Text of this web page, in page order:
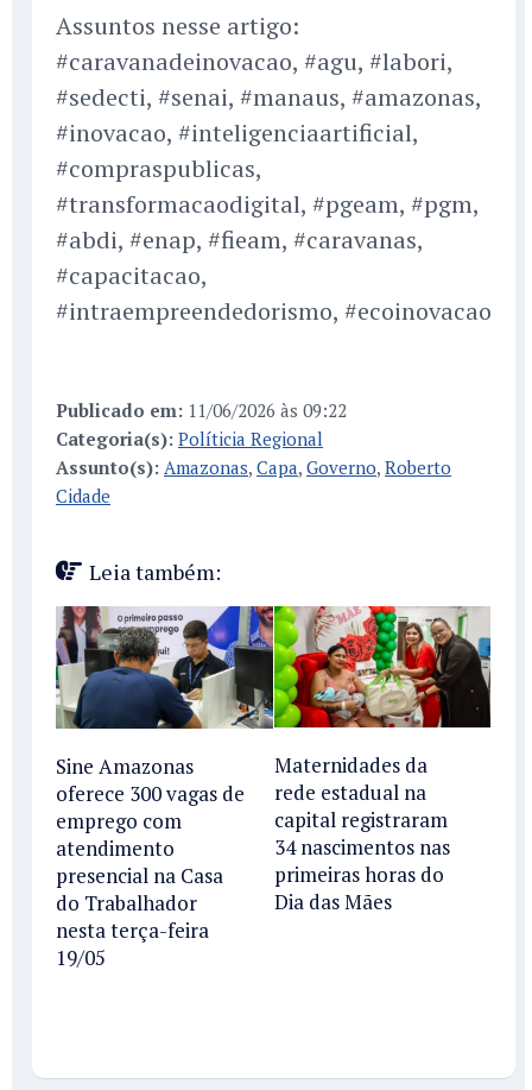
Assuntos nesse artigo:
#caravanadeinovacao, #agu, #labori,
#sedecti, #senai, #manaus, #amazonas,
#inovacao, #inteligenciaartificial,
#compraspublicas,
#transformacaodigital, #pgeam, #pgm,
#abdi, #enap, #fieam, #caravanas,
#capacitacao,
#intraempreendedorismo, #ecoinovacao
Publicado em: 11/06/2026 às 09:22
Categoria(s): Políticia Regional
Assunto(s): Amazonas, Capa, Governo, Roberto
Cidade
Leia também:
Sine Amazonas
oferece 300 vagas de
emprego com
atendimento
presencial na Casa
do Trabalhador
nesta terça-feira
19/05
Maternidades da
rede estadual na
capital registraram
34 nascimentos nas
primeiras horas do
Dia das Mães